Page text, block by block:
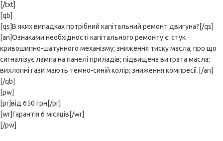
[/txt]
[qb]
[qs]В яких випадках потрібний капітальний ремонт двигуна?[/qs]
[an]Ознаками необхідності капітального ремонту є: стук
кривошипно-шатунного механізму; зниження тиску масла, про що
сигналізує лампа на панелі приладів; підвищена витрата масла;
вихлопні гази мають темно-синій колір; зниження компресії.[/an]
[/qb]
[pw]
[pr]від 650 грн[/pr]
[wr]Гарантія 6 місяців[/wr]
[/pw]